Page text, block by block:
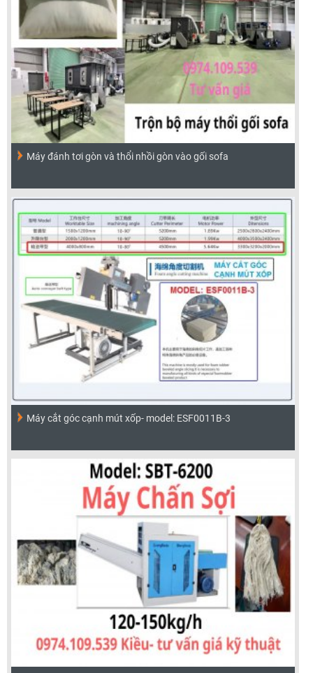
Máy đánh tơi gòn và thổi nhồi gòn vào gối sofa
Máy cắt góc cạnh mút xốp- model: ESF0011B-3